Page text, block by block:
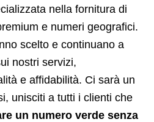
nella fornitura di
e numeri geografici.
scelto e continuano a
nostri servizi,
e affidabilità. Ci sarà un
unisciti a tutti i clienti che
un numero verde senza